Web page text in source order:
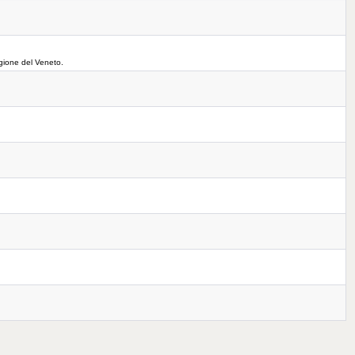
del Veneto.